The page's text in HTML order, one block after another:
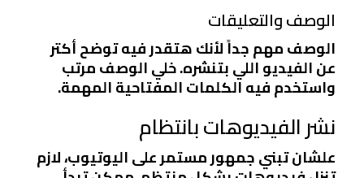
الوصف والتعليقات
الوصف مهم جداً لأنك هتقدر فيه توضح أكتر
عن الفيديو اللي بتنشره. خلي الوصف مرتب
واستخدم فيه الكلمات المفتاحية المهمة.
نشر الفيديوهات بانتظام
علشان تبني جمهور مستمر على اليوتيوب، لازم